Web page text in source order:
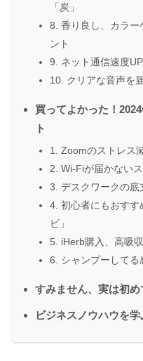
「炭」
8. 香り良し、カラー
ント
9. ネット通信速度
10. クリアな音声を
買ってよかった！
ト
1. Zoomのストレス
2. Wi-Fiが届かない
3. デスクワークの底
4. 初心者にもおすす
ビ」
5. iHerb購入、高吸
6. シャンプーしてる
すみません、実は初め
ビジネスノウハウを